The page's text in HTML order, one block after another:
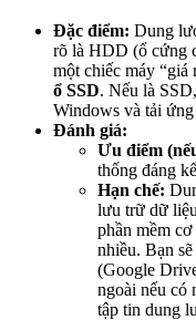
Đặc điểm: Dung
rõ là HDD (ổ cứng
một chiếc máy “giá
ổ SSD. Nếu là
Windows và tải
Đánh giá:
Ưu điểm
thống đáng
Hạn chế:
lưu trữ dữ
phần mềm
nhiều. Bạn
(Google
ngoài nếu có
tập tin dung